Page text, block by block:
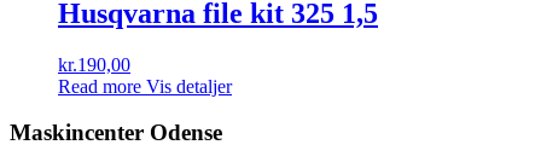
Husqvarna file kit 325 1,5
kr.190,00
Read more Vis detaljer
Maskincenter Odense